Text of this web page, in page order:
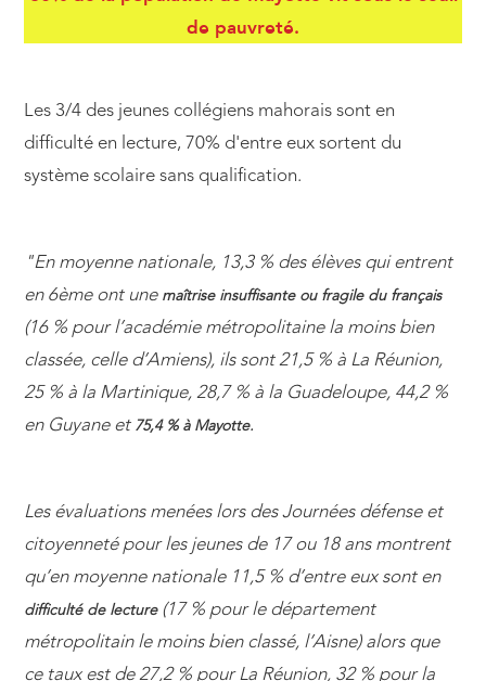
de pauvreté.
Les 3/4 des jeunes collégiens mahorais sont en
difficulté en lecture, 70% d'entre eux sortent du
système scolaire sans qualification.
"En moyenne nationale, 13,3 % des élèves qui entrent
en 6ème ont une maîtrise insuffisante ou fragile du français
(16 % pour l’académie métropolitaine la moins bien
classée, celle d’Amiens), ils sont 21,5 % à La Réunion,
25 % à la Martinique, 28,7 % à la Guadeloupe, 44,2 %
en Guyane et 75,4 % à Mayotte.
Les évaluations menées lors des Journées défense et
citoyenneté pour les jeunes de 17 ou 18 ans montrent
qu’en moyenne nationale 11,5 % d’entre eux sont en
difficulté de lecture(17 % pour le département
métropolitain le moins bien classé, l’Aisne) alors que
ce taux est de 27,2 % pour La Réunion, 32 % pour la